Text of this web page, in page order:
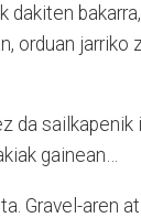
orduan jarriko
da
gainean…
Gravel-aren